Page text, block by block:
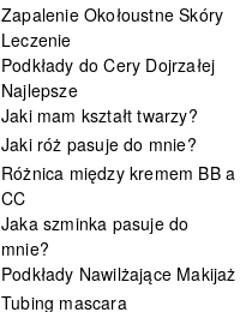
Zapalenie Okołoustne Skóry
Leczenie
Podkłady do Cery Dojrzałej
Najlepsze
Jaki mam kształt twarzy?
Jaki róż pasuje do mnie?
Różnica między kremem BB a
CC
Jaka szminka pasuje do
mnie?
Podkłady Nawilżające Makijaż
Tubing mascara